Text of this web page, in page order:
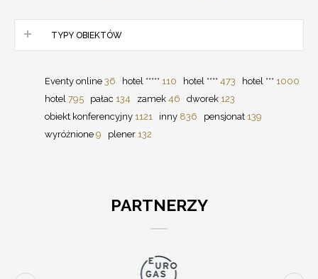
TYPY OBIEKTÓW
Eventy online 36 hotel ***** 110 hotel **** 473 hotel *** 1000
hotel 795 pałac 134 zamek 46 dworek 123
obiekt konferencyjny 1121 inny 836 pensjonat 139
wyróżnione 9 plener 132
PARTNERZY